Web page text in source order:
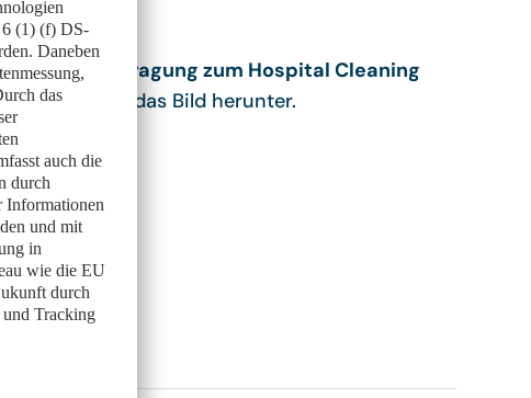
der
Befragung zum Hospital Cleaning
Klick auf das Bild herunter.